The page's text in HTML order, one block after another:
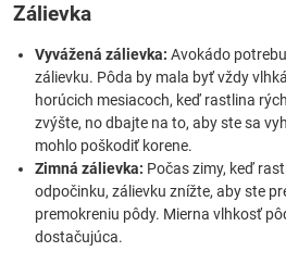
Zálievka
Vyvážená zálievka: Avokádo
zálievku. Pôda by mala byť vždy
horúcich mesiacoch, keď rastlina
zvýšte, no dbajte na to, aby ste sa
mohlo poškodiť korene.
Zimná zálievka: Počas zimy, keď
odpočinku, zálievku znížte, aby ste
premokreniu pôdy. Mierna vlhkosť
dostačujúca.